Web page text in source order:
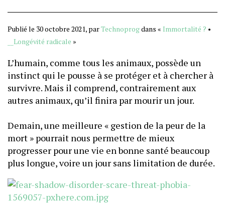
Publié le 30 octobre 2021, parTechnoprogdans « Immortalité ? •
__Longévité radicale »
L’humain, comme tous les animaux, possède un
instinct qui le pousse à se protéger et à chercher à
survivre. Mais il comprend, contrairement aux
autres animaux, qu’il finira par mourir un jour.
Demain, une meilleure « gestion de la peur de la
mort » pourrait nous permettre de mieux
progresser pour une vie en bonne santé beaucoup
plus longue, voire un jour sans limitation de durée.